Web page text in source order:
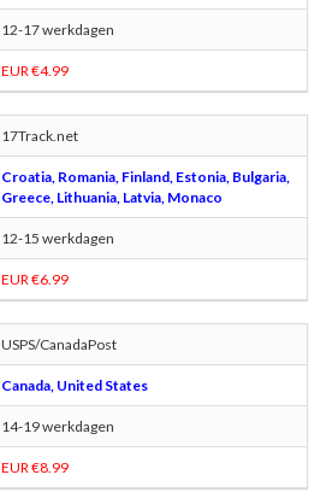
12-17 werkdagen
EUR €4.99
17Track.net
Croatia, Romania, Finland, Estonia, Bulgaria,
Greece, Lithuania, Latvia, Monaco
12-15 werkdagen
EUR €6.99
USPS/CanadaPost
Canada, United States
14-19 werkdagen
EUR €8.99